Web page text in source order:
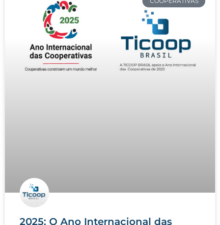
2025: O Ano Internacional das